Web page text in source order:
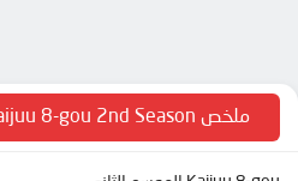
ملخص Kaijuu 8-gou 2nd Season